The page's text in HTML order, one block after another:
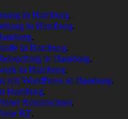
in Hamburg.
in Hamburg.
.
in Hamburg.
in Hamburg.
in Hamburg.
mit WordPress in Hamburg.
Hamburg.
Reinzeichner.
RZ.